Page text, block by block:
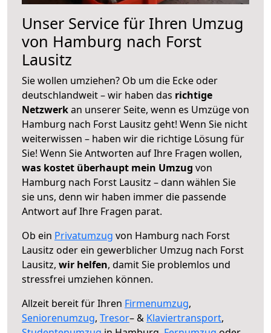
Unser Service für Ihren Umzug
von Hamburg nach Forst
Lausitz
Sie wollen umziehen? Ob um die Ecke oder
deutschlandweit – wir haben das richtige
Netzwerkan unserer Seite, wenn es Umzüge von
Hamburg nach Forst Lausitz geht! Wenn Sie nicht
weiterwissen – haben wir die richtige Lösung für
Sie! Wenn Sie Antworten auf Ihre Fragen wollen,
was kostet überhaupt mein Umzug von
Hamburg nach Forst Lausitz – dann wählen Sie
sie uns, denn wir haben immer die passende
Antwort auf Ihre Fragen parat.
Ob ein Privatumzug von Hamburg nach Forst
Lausitz oder ein gewerblicher Umzug nach Forst
Lausitz, wir helfen, damit Sie problemlos und
stressfrei umziehen können.
Allzeit bereit für Ihren Firmenumzug,
Seniorenumzug, Tresor– & Klaviertransport,